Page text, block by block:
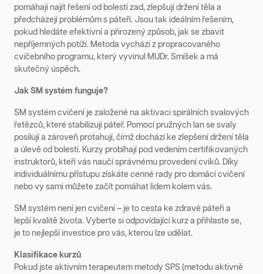
pomáhají najít řešení od bolestí zad, zlepšují držení těla a
předcházejí problémům s páteří. Jsou tak ideálním řešením,
pokud hledáte efektivní a přirozený způsob, jak se zbavit
nepříjemných potíží. Metoda vychází z propracovaného
cvičebního programu, který vyvinul MUDr. Smíšek a má
skutečný úspěch.
Jak SM systém funguje?
SM systém cvičení je založené na aktivaci spirálních svalových
řetězců, které stabilizují páteř. Pomocí pružných lan se svaly
posilují a zároveň protahují, čímž dochází ke zlepšení držení těla
a úlevě od bolestí. Kurzy probíhají pod vedením certifikovaných
instruktorů, kteří vás naučí správnému provedení cviků. Díky
individuálnímu přístupu získáte cenné rady pro domácí cvičení
nebo vy sami můžete začít pomáhat lidem kolem vás.
SM systém není jen cvičení – je to cesta ke zdravé páteři a
lepší kvalitě života. Vyberte si odpovídající kurz a přihlaste se,
je to nejlepší investice pro vás, kterou lze udělat.
Klasifikace kurzů
Pokud jste aktivním terapeutem metody SPS (metodu aktivně